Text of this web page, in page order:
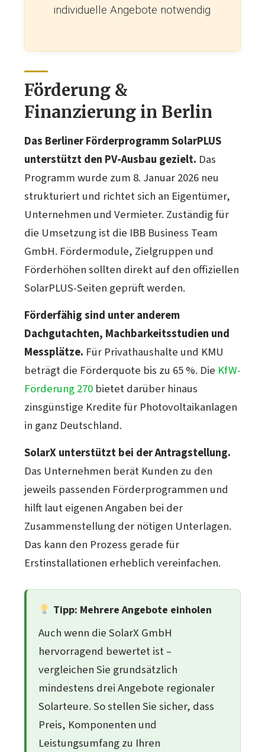
individuelle Angebote notwendig
Förderung &
Finanzierung in Berlin
Das Berliner Förderprogramm SolarPLUS
unterstützt den PV-Ausbau gezielt. Das
Programm wurde zum 8. Januar 2026 neu
strukturiert und richtet sich an Eigentümer,
Unternehmen und Vermieter. Zuständig für
die Umsetzung ist die IBB Business Team
GmbH. Fördermodule, Zielgruppen und
Förderhöhen sollten direkt auf den offiziellen
SolarPLUS-Seiten geprüft werden.
Förderfähig sind unter anderem
Dachgutachten, Machbarkeitsstudien und
Messplätze. Für Privathaushalte und KMU
beträgt die Förderquote bis zu 65 %. Die KfW-
Förderung 270 bietet darüber hinaus
zinsgünstige Kredite für Photovoltaikanlagen
in ganz Deutschland.
SolarX unterstützt bei der Antragstellung.
Das Unternehmen berät Kunden zu den
jeweils passenden Förderprogrammen und
hilft laut eigenen Angaben bei der
Zusammenstellung der nötigen Unterlagen.
Das kann den Prozess gerade für
Erstinstallationen erheblich vereinfachen.
Tipp: Mehrere Angebote einholen
Auch wenn die SolarX GmbH
hervorragend bewertet ist –
vergleichen Sie grundsätzlich
mindestens drei Angebote regionaler
Solarteure. So stellen Sie sicher, dass
Preis, Komponenten und
Leistungsumfang zu Ihren